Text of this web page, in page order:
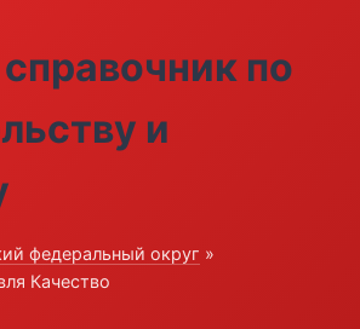
по
и
федеральный округ »
Качество